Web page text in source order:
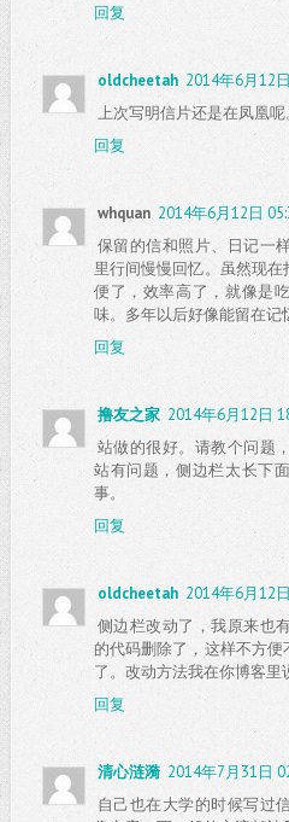
回复
oldcheetah 2014年6月12
上次写明信片还是在凤凰呢
回复
whquan 2014年6月12日
保留的信和照片、日记一
里行间慢慢回忆。虽然现
便了，效率高了，就像是
味。多年以后好像能留在记
回复
撸友之家 2014年6月12日
站做的很好。请教个问题
站有问题，侧边栏太长下
事。
回复
oldcheetah 2014年6月12
侧边栏改动了，我原来也
的代码删除了，这样不方
了。改动方法我在你博客里
回复
清心涟漪 2014年7月31日
自己也在大学的时候写过